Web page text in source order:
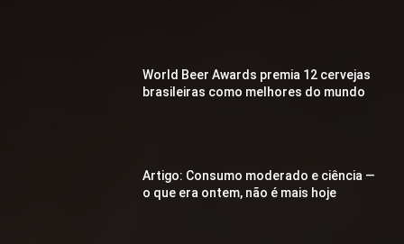
World Beer Awards premia 12 cervejas
brasileiras como melhores do mundo
Artigo: Consumo moderado e ciência —
o que era ontem, não é mais hoje